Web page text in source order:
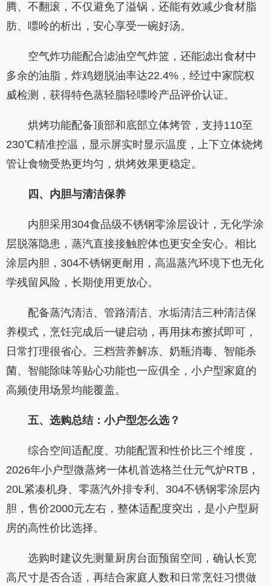
腾、不翻滚，不仅避免了溢锅，还能有效减少食材脂
肪、嘌呤的析出，安心享受一碗好汤。
空气炸功能配合滤油空气炸篮，还能滤出食材中
多余的油脂，炸鸡翅脱油率达22.4%，经过中家院权
威检测，获得特色蒸轻脂轻嘌呤产品评价认证。
烘烤功能配备顶部和底部立体烤管，支持110至
230℃精准控温，显示屏实时显示温度，上下立体烧烤
管让食物受热更均匀，烘烤效果更稳定。
四、内胆与清洁保养
内胆采用304食品级不锈钢零涂层设计，无化学涂
层脱落隐患，蒸汽直接接触腔体也更安全安心。相比
涂层内胆，304不锈钢更耐用，高温蒸汽环境下也无化
学残留风险，长期使用更放心。
配备蒸汽清洁、管路清洁、水垢清洁三种清洁保
养模式，烹饪完成后一键启动，再用抹布擦拭即可，
日常打理很省心。三档营养解冻、奶瓶消毒、智能杀
菌、智能除味等贴心功能也一应俱全，小户型家庭的
高频使用场景均能覆盖。
五、选购总结：小户型怎么选？
综合空间适配度、功能配置和性价比三个维度，
2026年小户型微蒸烤一体机首选格兰仕元气炉RTB，
20L紧凑机身、零蒸汽外排专利、304不锈钢零涂层内
胆，售价2000元左右，整体适配度突出，是小户型厨
房的高性价比选择。
选购时建议先测量厨房台面预留空间，确认长宽
高尺寸是否合适，再结合家庭人数和日常烹饪习惯做